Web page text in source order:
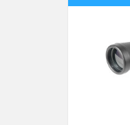
Previous